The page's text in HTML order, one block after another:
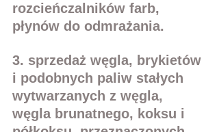
rozcieńczalników farb,
płynów do odmrażania.
3. sprzedaż węgla, brykietów
i podobnych paliw stałych
wytwarzanych z węgla,
węgla brunatnego, koksu i